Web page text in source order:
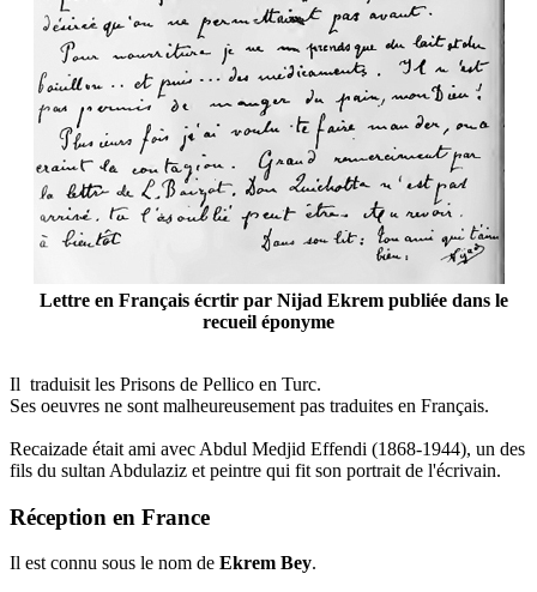
Lettre en Français écrtir par Nijad Ekrem publiée dans le
recueil éponyme
Il traduisit les Prisons de Pellico en Turc.
Ses oeuvres ne sont malheureusement pas traduites en Français.
Recaizade était ami avec Abdul Medjid Effendi (1868-1944), un des
fils du sultan Abdulaziz et peintre qui fit son portrait de l'écrivain.
Réception en France
Il est connu sous le nom de Ekrem Bey.